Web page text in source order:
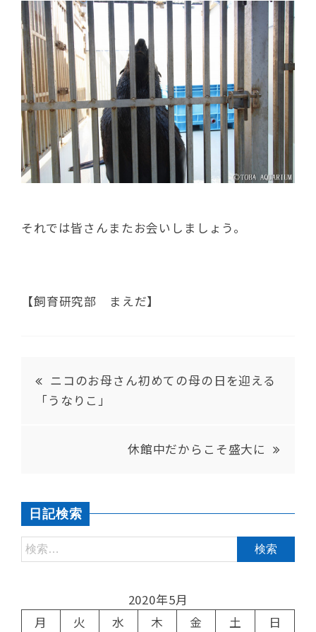
それでは皆さんまたお会いしましょう。
【飼育研究部 まえだ】
ニコのお母さん初めての母の日を迎える
「うなりこ」
休館中だからこそ盛大に
日記検索
2020年5月
月
火 水 木 金 土
日